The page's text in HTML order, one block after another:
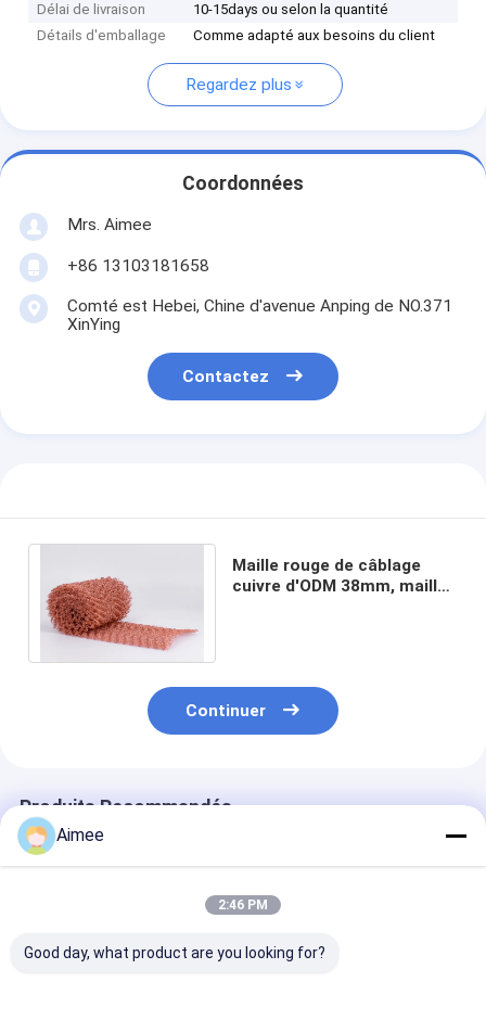
Délai de livraison
10-15days ou selon la quantité
Détails d'emballage
Comme adapté aux besoins du client
Regardez plus
Coordonnées
Mrs. Aimee
+86 13103181658
Comté est Hebei, Chine d'avenue Anping de NO.371
XinYing
Contactez
Maille rouge de câblage
cuivre d'ODM 38mm, maille
Continuer
Produits Recommandés
Aimee
2:46 PM
Good day, what product are you looking for?